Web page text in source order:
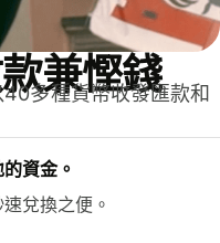
兼慳錢
多種貨幣收發匯款和
資金。
兌換之便。